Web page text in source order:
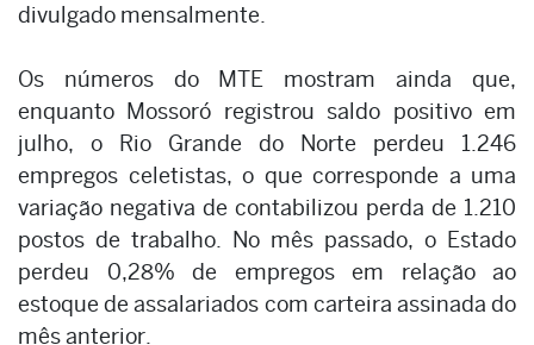
divulgado mensalmente.
Os números do MTE mostram ainda que,
enquanto Mossoró registrou saldo positivo em
julho, o Rio Grande do Norte perdeu 1.246
empregos celetistas, o que corresponde a uma
variação negativa de contabilizou perda de 1.210
postos de trabalho. No mês passado, o Estado
perdeu 0,28% de empregos em relação ao
estoque de assalariados com carteira assinada do
mês anterior.